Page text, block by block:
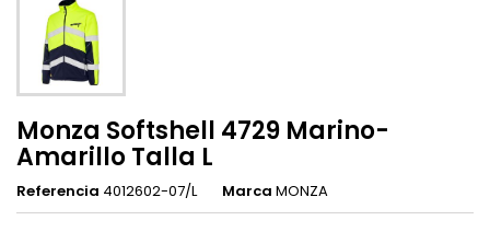
Monza Softshell 4729 Marino-
Amarillo Talla L
Referencia 4012602-07/L Marca MONZA